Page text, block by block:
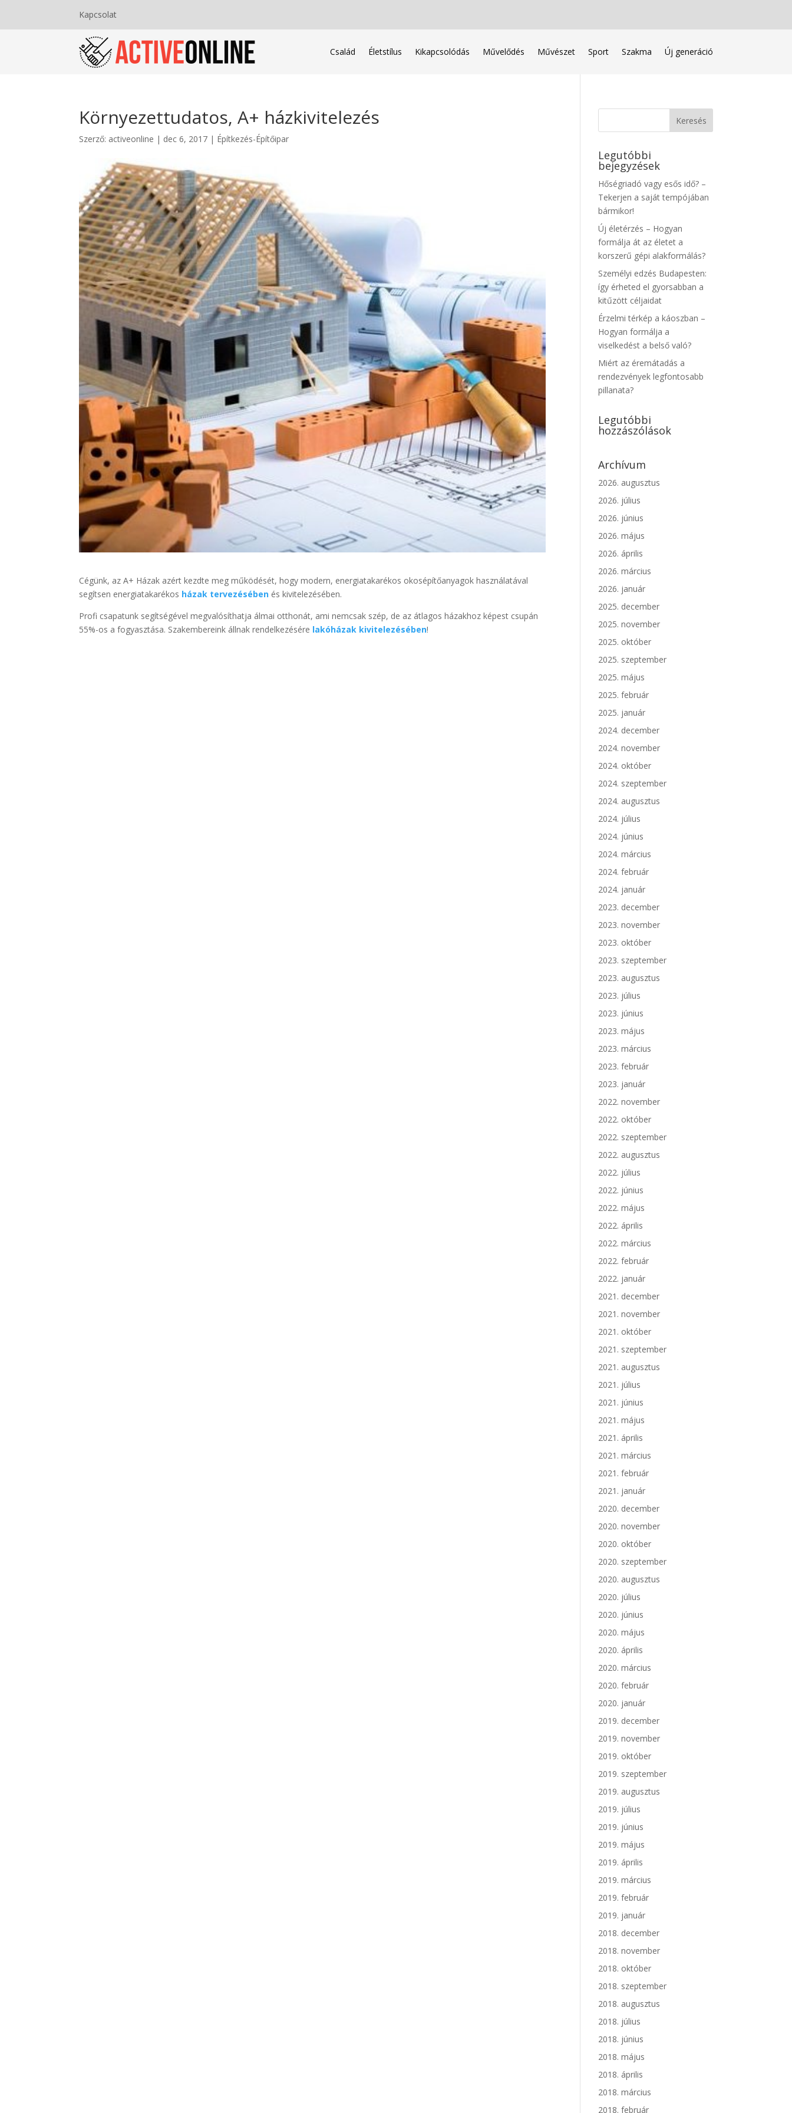
Kapcsolat
Család Életstílus Kikapcsolódás Művelődés Művészet Sport Szakma Új generáció
Környezettudatos, A+ házkivitelezés
Szerző: activeonline | dec 6, 2017 | Építkezés-Építőipar
Cégünk, az A+ Házak azért kezdte meg működését, hogy modern, energiatakarékos okosépítőanyagok használatával
segítsen energiatakarékos házak tervezésében és kivitelezésében.
Profi csapatunk segítségével megvalósíthatja álmai otthonát, ami nemcsak szép, de az átlagos házakhoz képest csupán
55%-os a fogyasztása. Szakembereink állnak rendelkezésére lakóházak kivitelezésében!
Legutóbbi
bejegyzések
Hőségriadó vagy esős idő? –
Tekerjen a saját tempójában
bármikor!
Új életérzés – Hogyan
formálja át az életet a
korszerű gépi alakformálás?
Személyi edzés Budapesten:
így érheted el gyorsabban a
kitűzött céljaidat
Érzelmi térkép a káoszban –
Hogyan formálja a
viselkedést a belső való?
Miért az éremátadás a
rendezvények legfontosabb
pillanata?
Legutóbbi
hozzászólások
Archívum
2026. augusztus
2026. július
2026. június
2026. május
2026. április
2026. március
2026. január
2025. december
2025. november
2025. október
2025. szeptember
2025. május
2025. február
2025. január
2024. december
2024. november
2024. október
2024. szeptember
2024. augusztus
2024. július
2024. június
2024. március
2024. február
2024. január
2023. december
2023. november
2023. október
2023. szeptember
2023. augusztus
2023. július
2023. június
2023. május
2023. március
2023. február
2023. január
2022. november
2022. október
2022. szeptember
2022. augusztus
2022. július
2022. június
2022. május
2022. április
2022. március
2022. február
2022. január
2021. december
2021. november
2021. október
2021. szeptember
2021. augusztus
2021. július
2021. június
2021. május
2021. április
2021. március
2021. február
2021. január
2020. december
2020. november
2020. október
2020. szeptember
2020. augusztus
2020. július
2020. június
2020. május
2020. április
2020. március
2020. február
2020. január
2019. december
2019. november
2019. október
2019. szeptember
2019. augusztus
2019. július
2019. június
2019. május
2019. április
2019. március
2019. február
2019. január
2018. december
2018. november
2018. október
2018. szeptember
2018. augusztus
2018. július
2018. június
2018. május
2018. április
2018. március
2018. február